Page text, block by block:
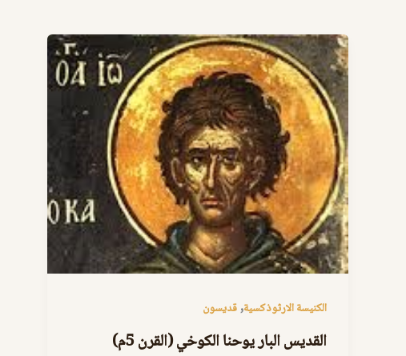
الكنيسة الارثوذكسية,قديسون
القديس البار يوحنا الكوخي (القرن 5م)